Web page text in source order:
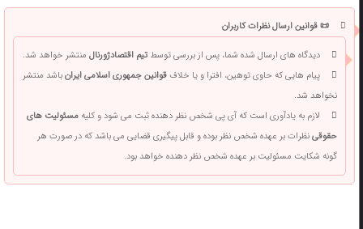
📜 قوانین ارسال نظرات کاربران
دیدگاه های ارسال شده شما، پس از بررسی توسطتیم اقتصادژورنالمنتشر خواهد شد.
پیام هایی که حاوی توهین، افترا و یا خلافقوانین جمهوری اسلامی ایرانباشد منتشر
نخواهد شد.
لازم به یادآوری است که آی پی شخص نظر دهنده ثبت می شود و کلیهمسئولیت های
حقوقینظرات بر عهده شخص نظر بوده و قابل پیگیری قضایی می باشد که در صورت هر
گونه شکایت مسئولیت بر عهده شخص نظر دهنده خواهد بود.